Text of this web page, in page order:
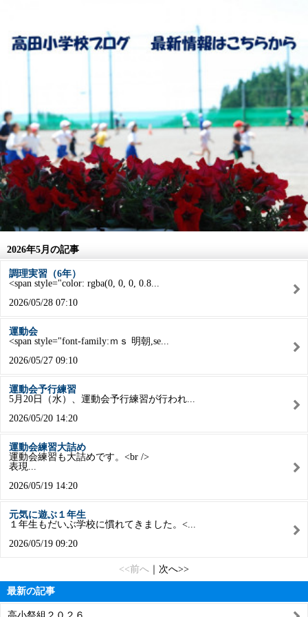
2026年5月の記事
調理実習（6年）
<span style="color: rgba(0, 0, 0, 0.8...
2026/05/28 07:10
運動会
<span style="font-family:ｍｓ 明朝,se...
2026/05/27 09:10
運動会予行練習
5月20日（水）、運動会予行練習が行われ...
2026/05/20 14:20
運動会練習大詰め
運動会練習も大詰めです。<br />
表現...
2026/05/19 14:20
元気に遊ぶ１年生
１年生もだいぶ学校に慣れてきました。<...
2026/05/19 09:20
<<前へ 次へ>>
最新の記事